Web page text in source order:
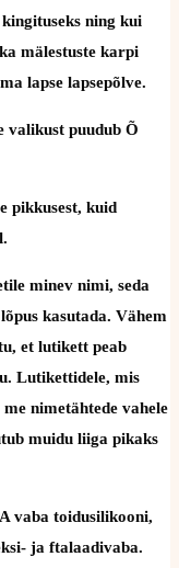
ning kui
mälestuste karpi
lapse lapsepõlve.
valikust puudub Õ
pikkusest, kuid
minev nimi, seda
kasutada. Vähem
et lutikett peab
Lutikettidele, mis
nimetähtede vahele
muidu liiga pikaks
vaba toidusilikooni,
ja ftalaadivaba.